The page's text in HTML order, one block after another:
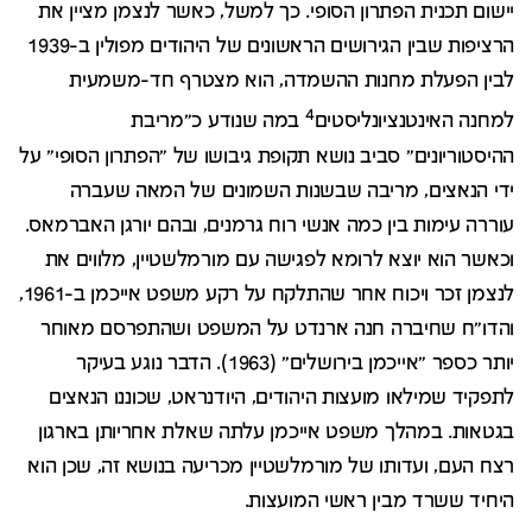
יישום תכנית הפתרון הסופי. כך למשל, כאשר לנצמן מציין את
הרציפות שבין הגירושים הראשונים של היהודים מפולין ב-1939
לבין הפעלת מחנות ההשמדה, הוא מצטרף חד-משמעית
למחנה האינטנציונליסטים4 במה שנודע כ"מריבת
ההיסטוריונים" סביב נושא תקופת גיבושו של "הפתרון הסופי" על
ידי הנאצים, מריבה שבשנות השמונים של המאה שעברה
עוררה עימות בין כמה אנשי רוח גרמנים, ובהם יורגן האברמאס.
וכאשר הוא יוצא לרומא לפגישה עם מורמלשטיין, מלווים את
לנצמן זכר ויכוח אחר שהתלקח על רקע משפט אייכמן ב-1961,
והדו"ח שחיברה חנה ארנדט על המשפט ושהתפרסם מאוחר
יותר כספר "אייכמן בירושלים" (1963). הדבר נוגע בעיקר
לתפקיד שמילאו מועצות היהודים, היודנראט, שכוננו הנאצים
בגטאות. במהלך משפט אייכמן עלתה שאלת אחריותן בארגון
רצח העם, ועדותו של מורמלשטיין מכריעה בנושא זה, שכן הוא
היחיד ששרד מבין ראשי המועצות.